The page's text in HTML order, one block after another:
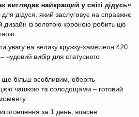
виглядає найкращий у світі дідусь»
дідуся, який заслуговує на справжнє
дизайн із золотою короною робить цю
увагу на велику кружку-хамелеон 420
чудовий вибір для статусного
більш особливим, оберіть
чашкою та солодощами – готовий
за 1 день, власне